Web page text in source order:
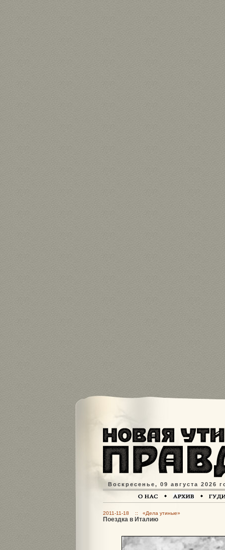
Воскресенье, 09 августа 2026
2011-11-18 :: «Дела утиные»
Поездка в Италию